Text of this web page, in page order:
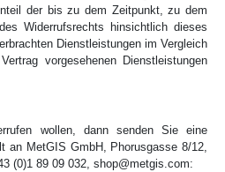
der bis zu dem Zeitpunkt, zu dem
Widerrufsrechts hinsichtlich dieses
Dienstleistungen im Vergleich
vorgesehenen Dienstleistungen
wollen, dann senden Sie eine
an MetGIS GmbH, Phorusgasse 8/12,
(0)1 89 09 032, shop@metgis.com: